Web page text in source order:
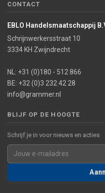
CONTACT
EBLO Handelsmaatschappij
Schrijnwerkersstraat 10
3334 KH Zwijndrecht
NL: +31 (0)180 - 512 866
BE: +32 (0)3 232 42 28
info@grammer.nl
BLIJF OP DE HOOGTE
Schrijf je in voor nieuws en acties